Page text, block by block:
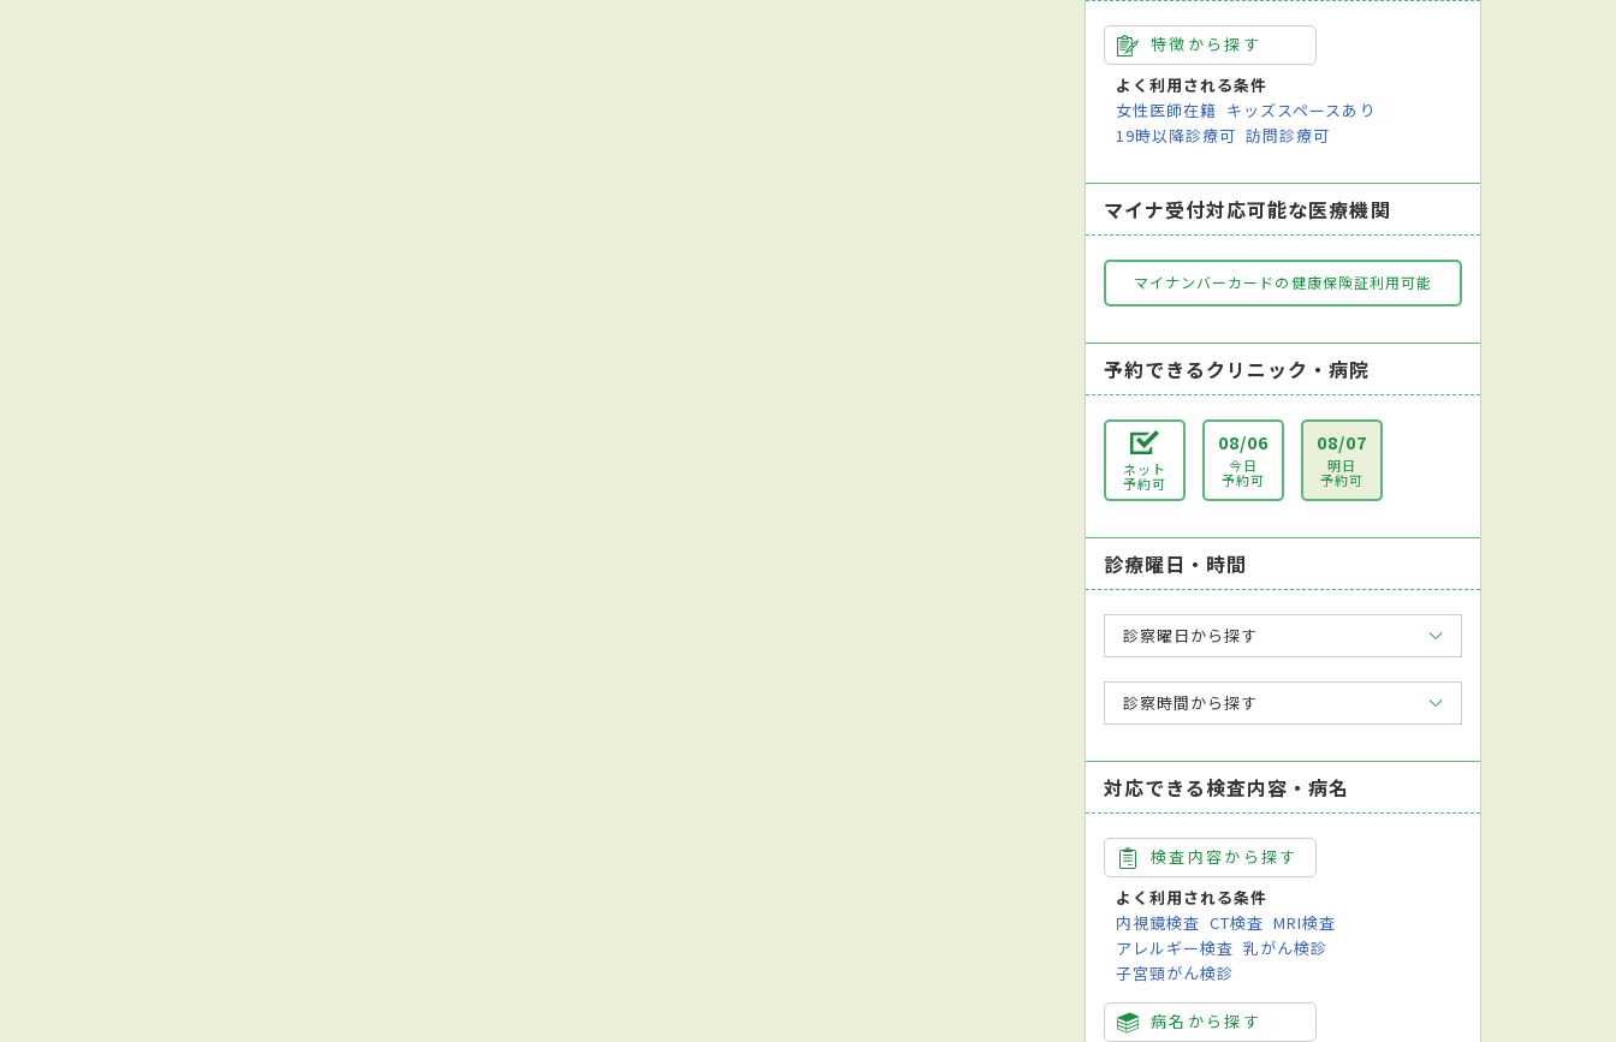
特徴から探す
よく利用される条件
女性医師在籍 キッズスペースあり
19時以降診療可 訪問診療可
マイナ受付対応可能な医療機関
マイナンバーカードの健康保険証利用可能
予約できるクリニック・病院
ネット
予約可
08/06
今日
予約可
08/07
明日
予約可
診療曜日・時間
診察曜日から探す
診察時間から探す
対応できる検査内容・病名
検査内容から探す
よく利用される条件
内視鏡検査 CT検査 MRI検査
アレルギー検査 乳がん検診
子宮頸がん検診
病名から探す